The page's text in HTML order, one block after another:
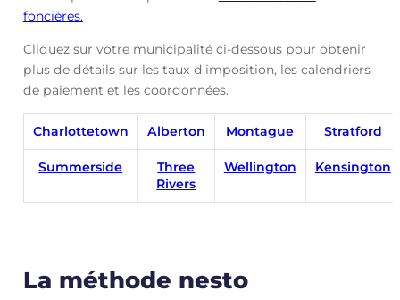
foncières.
Cliquez sur votre municipalité ci-dessous pour obtenir
plus de détails sur les taux d’imposition, les calendriers
de paiement et les coordonnées.
Charlottetown Alberton Montague Stratford
Summerside
Three
Rivers
Wellington Kensington
La méthode nesto